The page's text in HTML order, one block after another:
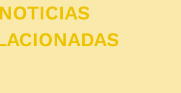
NOTICIAS